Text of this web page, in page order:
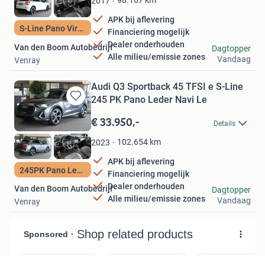
S-Line Pano Virtua
APK bij aflevering
Financiering mogelijk
Dealer onderhouden
Alle milieu/emissie zones
Van den Boom Autobedrijf
Venray
Dagtopper
Vandaag
Bewaren
in
Favorieten
245PK Pano Leder
Audi Q3 Sportback 45 TFSI e S-Line
245 PK Pano Leder Navi Le
€ 33.950,- Details
2023 102.654 km
APK bij aflevering
Financiering mogelijk
Dealer onderhouden
Alle milieu/emissie zones
Van den Boom Autobedrijf
Venray
Dagtopper
Vandaag